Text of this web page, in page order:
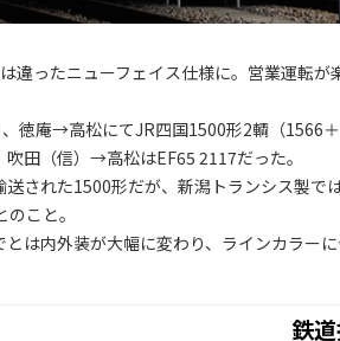
違ったニューフェイス仕様に。営業運転が
徳庵→高松にてJR四国1500形2輌（1566
吹田（信）→高松はEF65 2117だった。
された1500形だが、新潟トランシス製で
こと。
は内外装が大幅に変わり、ラインカラー
鉄